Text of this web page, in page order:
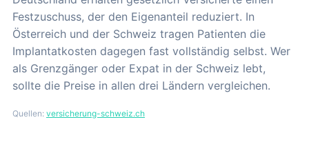
Festzuschuss, der den Eigenanteil reduziert. In
Österreich und der Schweiz tragen Patienten die
Implantatkosten dagegen fast vollständig selbst. Wer
als Grenzgänger oder Expat in der Schweiz lebt,
sollte die Preise in allen drei Ländern vergleichen.
Quellen: versicherung-schweiz.ch